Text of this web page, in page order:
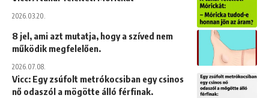
2026.03.20.
8 jel, ami azt mutatja, hogy a szíved nem
működik megfelelően.
2026.07.08.
Vicc: Egy zsúfolt metrókocsiban egy csinos
nő odaszól a mögötte álló férfinak.